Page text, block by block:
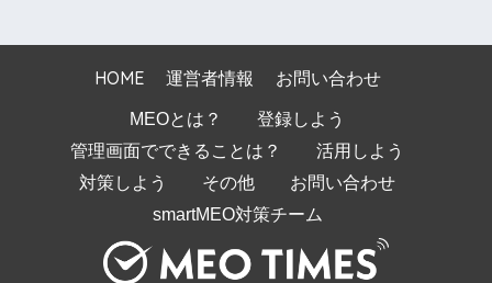
HOME 運営者情報 お問い合わせ
MEOとは？
登録しよう
管理画面でできることは？
活用しよう
対策しよう
その他
お問い合わせ
smartMEO対策チーム